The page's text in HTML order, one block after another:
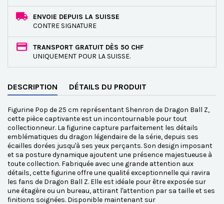
ENVOIE DEPUIS LA SUISSE
CONTRE SIGNATURE
TRANSPORT GRATUIT DÈS 50 CHF
UNIQUEMENT POUR LA SUISSE.
DESCRIPTION DÉTAILS DU PRODUIT
Figurine Pop de 25 cm représentant Shenron de Dragon Ball Z,
cette pièce captivante est un incontournable pour tout
collectionneur. La figurine capture parfaitement les détails
emblématiques du dragon légendaire de la série, depuis ses
écailles dorées jusqu'à ses yeux perçants. Son design imposant
et sa posture dynamique ajoutent une présence majestueuse à
toute collection. Fabriquée avec une grande attention aux
détails, cette figurine offre une qualité exceptionnelle qui ravira
les fans de Dragon Ball Z. Elle est idéale pour être exposée sur
une étagère ou un bureau, attirant l'attention par sa taille et ses
finitions soignées. Disponible maintenant sur